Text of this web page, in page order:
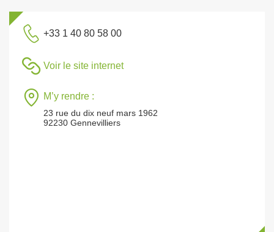
+33 1 40 80 58 00
Voir le site internet
M’y rendre :
23 rue du dix neuf mars 1962
92230 Gennevilliers